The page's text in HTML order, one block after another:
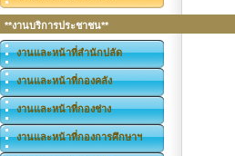
**งานบริการประชาชน**
งานและหน้าที่สำนักปลัด
งานและหน้าที่กองคลัง
งานและหน้าที่กองช่าง
งานและหน้าที่กองการศึกษาฯ